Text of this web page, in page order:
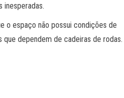
inesperadas.
o espaço não possui condições de
dependem de cadeiras de rodas.